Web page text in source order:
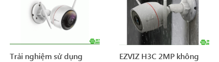
Trải nghiệm sử dụng
EZVIZ H3C 2MP không